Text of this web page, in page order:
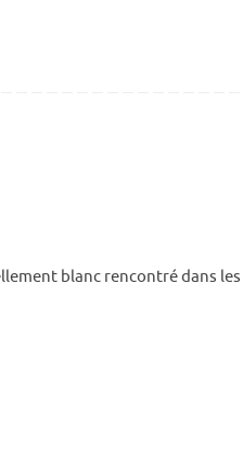
blanc rencontré dans